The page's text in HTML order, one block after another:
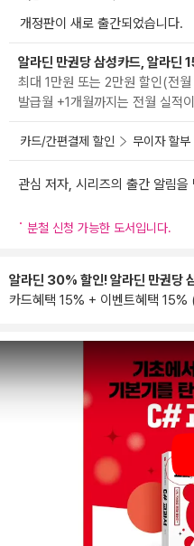
개정판이 새로 출간되었습니다.
알라딘 만권당 삼성카드, 알라딘
최대 1만원 또는 2만원 할인(전
발급월 +1개월까지는 전월 실적
카드/간편결제 할인 무이자 할부
관심 저자, 시리즈의 출간 알림을
분철 신청 가능한 도서입니다.
알라딘 30% 할인! 알라딘 만권당
카드혜택 15% + 이벤트혜택